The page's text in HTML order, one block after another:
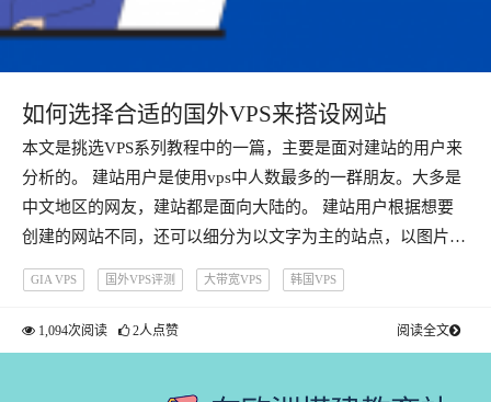
如何选择合适的国外VPS来搭设网站
本文是挑选VPS系列教程中的一篇，主要是面对建站的用户来
分析的。 建站用户是使用vps中人数最多的一群朋友。大多是
中文地区的网友，建站都是面向大陆的。 建站用户根据想要
创建的网站不同，还可以细分为以文字为主的站点，以图片…
GIA VPS 国外VPS评测 大带宽VPS 韩国VPS
1,094次阅读 2人点赞 阅读全文